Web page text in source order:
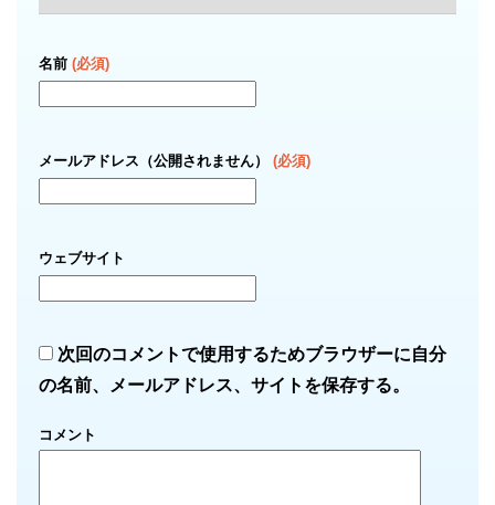
名前 (必須)
メールアドレス（公開されません） (必須)
ウェブサイト
次回のコメントで使用するためブラウザーに自分
の名前、メールアドレス、サイトを保存する。
コメント